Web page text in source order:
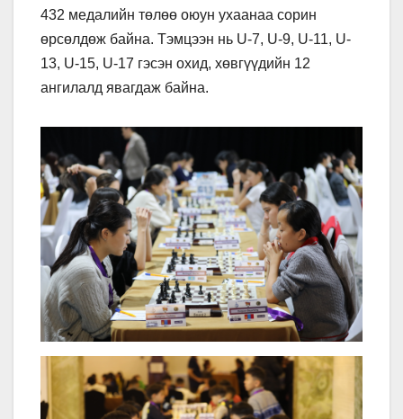
432 медалийн төлөө оюун ухаанаа сорин
өрсөлдөж байна. Тэмцээн нь U-7, U-9, U-11, U-
13, U-15, U-17 гэсэн охид, хөвгүүдийн 12
ангилалд явагдаж байна.